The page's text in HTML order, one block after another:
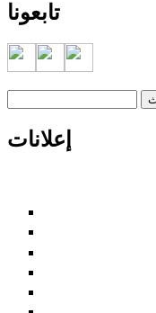
تابعونا
إعلانات